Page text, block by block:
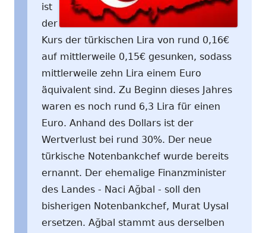
ist
der
Kurs der türkischen Lira von rund 0,16€
auf mittlerweile 0,15€ gesunken, sodass
mittlerweile zehn Lira einem Euro
äquivalent sind. Zu Beginn dieses Jahres
waren es noch rund 6,3 Lira für einen
Euro. Anhand des Dollars ist der
Wertverlust bei rund 30%. Der neue
türkische Notenbankchef wurde bereits
ernannt. Der ehemalige Finanzminister
des Landes - Naci Ağbal - soll den
bisherigen Notenbankchef, Murat Uysal
ersetzen. Ağbal stammt aus derselben